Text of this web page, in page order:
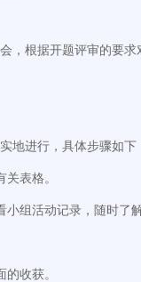
，根据开题评审的要
地进行，具体步骤如下
表格。
小组活动记录，随时
收获。